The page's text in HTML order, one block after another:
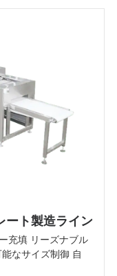
ート製造ライン
充填 リーズナブル
なサイズ制御 自